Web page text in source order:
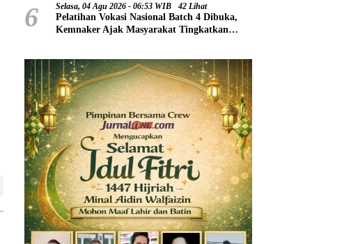
6 Selasa, 04 Agu 2026 - 06:53 WIB 42 Lihat
Pelatihan Vokasi Nasional Batch 4 Dibuka,
Kemnaker Ajak Masyarakat Tingkatkan